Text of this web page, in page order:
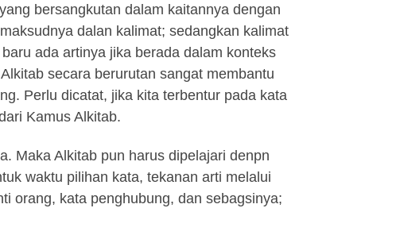
bersangkutan dalam kaitannya dengan
dalan kalimat; sedangkan kalimat
ada artinya jika berada dalam konteks
secara berurutan sangat membantu
Perlu dicatat, jika kita terbentur pada kata
Kamus Alkitab.
Maka Alkitab pun harus dipelajari denpn
waktu pilihan kata, tekanan arti melalui
orang, kata penghubung, dan sebagsinya;